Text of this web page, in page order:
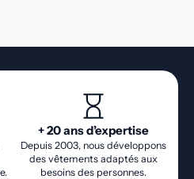
+ 20 ans d’expertise
Depuis 2003, nous développons
des vêtements adaptés aux
besoins des personnes.